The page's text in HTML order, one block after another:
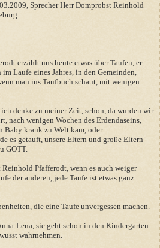
Sprecher Herr Domprobst Reinhold
erzählt uns heute etwas über Taufen, er
Laufe eines Jahres, in den Gemeinden,
man ins Taufbuch schaut, mit wenigen
denke zu meiner Zeit, schon, da wurden wir
nach wenigen Wochen des Erdendaseins,
Baby krank zu Welt kam, oder
es getauft, unsere Eltern und große Eltern
GOTT.
Reinhold Pfafferodt, wenn es auch weiger
der anderen, jede Taufe ist etwas ganz
die eine Taufe unvergessen machen.
Lena, sie geht schon in den Kindergarten
wahrnehmen.